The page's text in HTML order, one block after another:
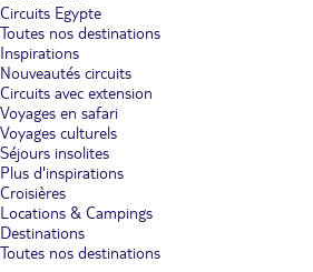
Circuits Egypte
Toutes nos destinations
Inspirations
Nouveautés circuits
Circuits avec extension
Voyages en safari
Voyages culturels
Séjours insolites
Plus d'inspirations
Croisières
Locations & Campings
Destinations
Toutes nos destinations